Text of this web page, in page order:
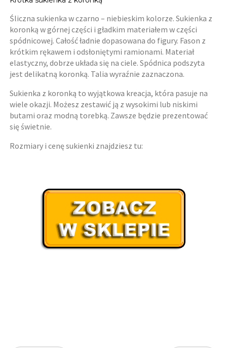
Śliczna sukienka w czarno – niebieskim kolorze. Sukienka z
koronką w górnej części i gładkim materiałem w części
spódnicowej. Całość ładnie dopasowana do figury. Fason z
krótkim rękawem i odsłoniętymi ramionami. Materiał
elastyczny, dobrze układa się na ciele. Spódnica podszyta
jest delikatną koronką. Talia wyraźnie zaznaczona.
Sukienka z koronką to wyjątkowa kreacja, która pasuje na
wiele okazji. Możesz zestawić ją z wysokimi lub niskimi
butami oraz modną torebką. Zawsze będzie prezentować
się świetnie.
Rozmiary i cenę sukienki znajdziesz tu: